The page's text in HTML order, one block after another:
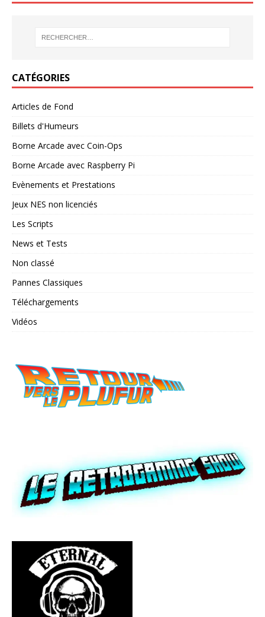
CATÉGORIES
Articles de Fond
Billets d'Humeurs
Borne Arcade avec Coin-Ops
Borne Arcade avec Raspberry Pi
Evènements et Prestations
Jeux NES non licenciés
Les Scripts
News et Tests
Non classé
Pannes Classiques
Téléchargements
Vidéos